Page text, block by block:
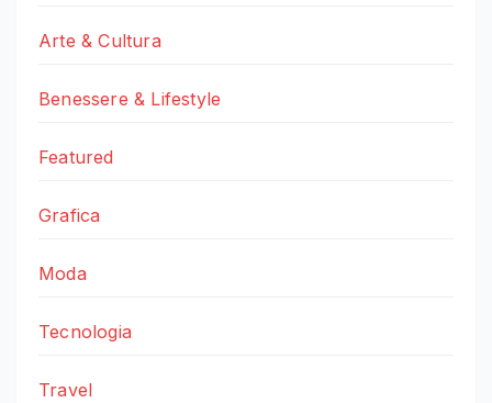
Arte & Cultura
Benessere & Lifestyle
Featured
Grafica
Moda
Tecnologia
Travel